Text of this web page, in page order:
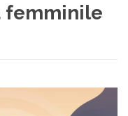
femminile